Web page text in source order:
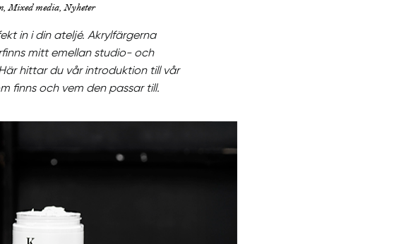
Mixed media, Nyheter
in i din ateljé. Akrylfärgerna
mitt emellan studio- och
hittar du vår introduktion till vår
finns och vem den passar till.